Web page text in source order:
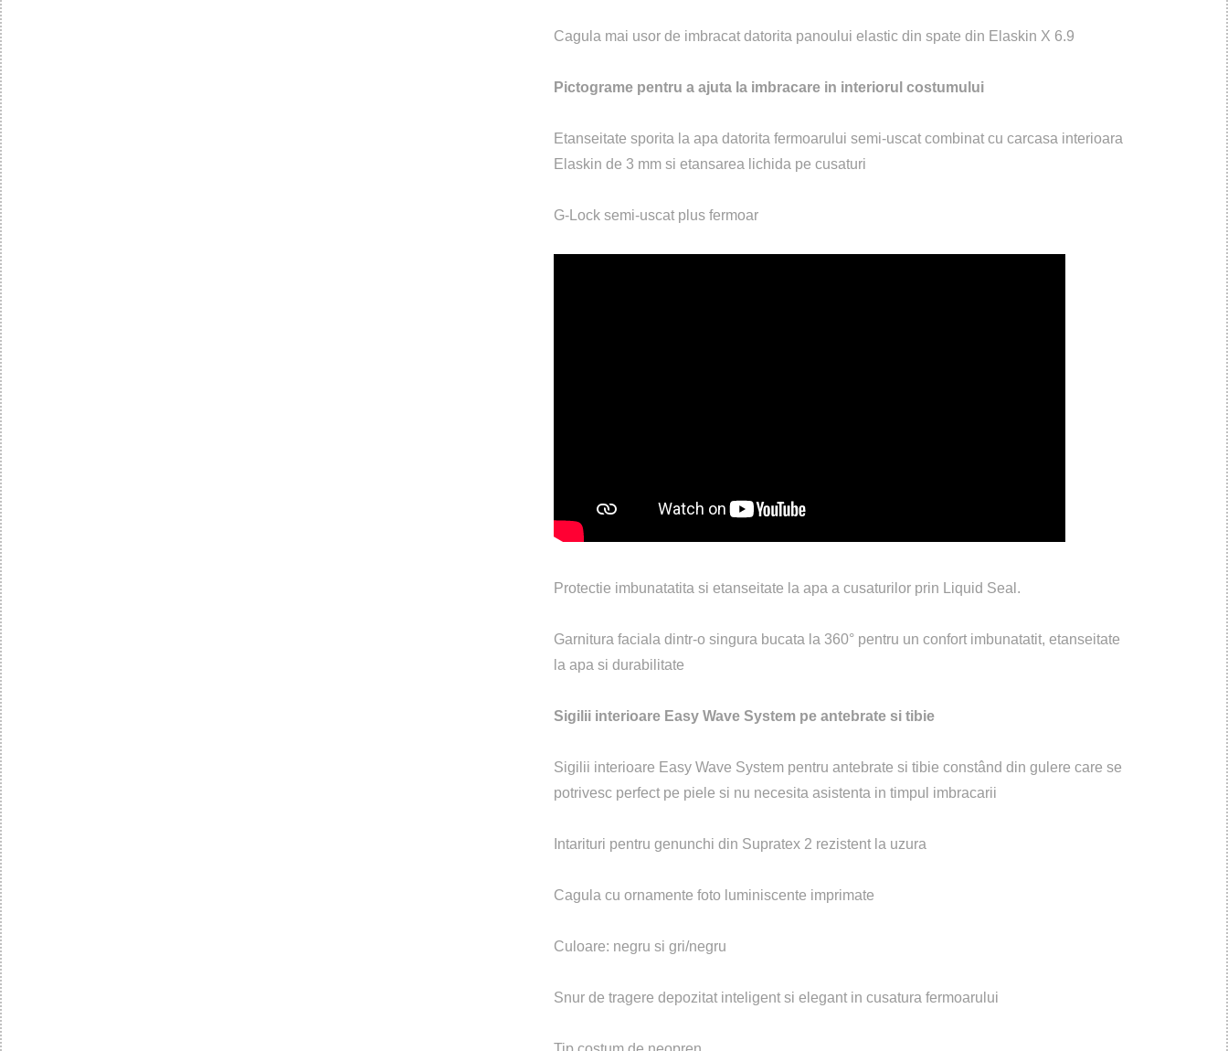
Cagula mai usor de imbracat datorita panoului elastic din spate din Elaskin X 6.9
Pictograme pentru a ajuta la imbracare in interiorul costumului
Etanseitate sporita la apa datorita fermoarului semi-uscat combinat cu carcasa interioara
Elaskin de 3 mm si etansarea lichida pe cusaturi
G-Lock semi-uscat plus fermoar
Protectie imbunatatita si etanseitate la apa a cusaturilor prin Liquid Seal.
Garnitura faciala dintr-o singura bucata la 360° pentru un confort imbunatatit, etanseitate
la apa si durabilitate
Sigilii interioare Easy Wave System pe antebrate si tibie
Sigilii interioare Easy Wave System pentru antebrate si tibie constând din gulere care se
potrivesc perfect pe piele si nu necesita asistenta in timpul imbracarii
Intarituri pentru genunchi din Supratex 2 rezistent la uzura
Cagula cu ornamente foto luminiscente imprimate
Culoare: negru si gri/negru
Snur de tragere depozitat inteligent si elegant in cusatura fermoarului